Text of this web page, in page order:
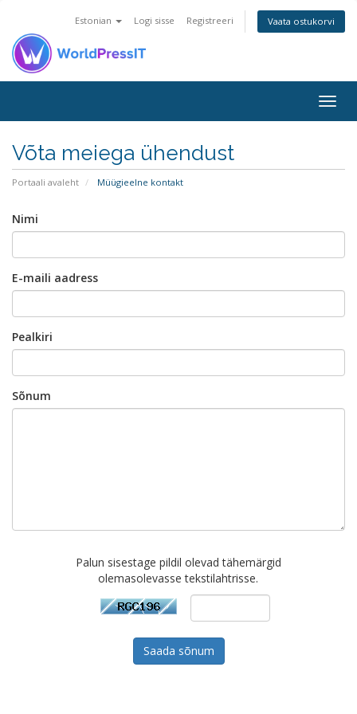
Estonian Logi sisse Registreeri Vaata ostukorvi
Võta meiega ühendust
Portaali avaleht Müügieelne kontakt
Nimi
E-maili aadress
Pealkiri
Sõnum
Palun sisestage pildil olevad tähemärgid
olemasolevasse tekstilahtrisse.
Saada sõnum